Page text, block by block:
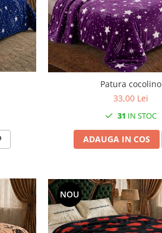
Patura cocolino
33,00 Lei
31 IN STOC
ADAUGA IN COS
NOU